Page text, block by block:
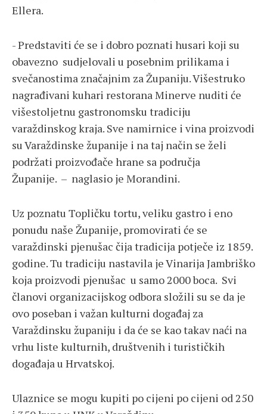
Ellera.
- Predstaviti će se i dobro poznati husari koji su
obavezno sudjelovali u posebnim prilikama i
svečanostima značajnim za Županiju. Višestruko
nagrađivani kuhari restorana Minerve nuditi će
višestoljetnu gastronomsku tradiciju
varaždinskog kraja. Sve namirnice i vina proizvodi
su Varaždinske županije i na taj način se želi
podržati proizvođače hrane sa područja
Županije. – naglasio je Morandini.
Uz poznatu Topličku tortu, veliku gastro i eno
ponudu naše Županije, promovirati će se
varaždinski pjenušac čija tradicija potječe iz 1859.
godine. Tu tradiciju nastavila je Vinarija Jambriško
koja proizvodi pjenušac u samo 2000 boca. Svi
članovi organizacijskog odbora složili su se da je
ovo poseban i važan kulturni događaj za
Varaždinsku županiju i da će se kao takav naći na
vrhu liste kulturnih, društvenih i turističkih
događaja u Hrvatskoj.
Ulaznice se mogu kupiti po cijeni po cijeni od 250